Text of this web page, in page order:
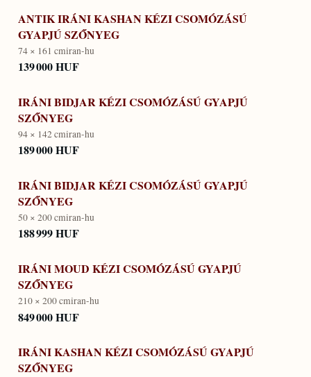
ANTIK IRÁNI KASHAN KÉZI CSOMÓZÁSÚ
GYAPJÚ SZŐNYEG
74 × 161 cmiran-hu
139 000 HUF
IRÁNI BIDJAR KÉZI CSOMÓZÁSÚ GYAPJÚ
SZŐNYEG
94 × 142 cmiran-hu
189 000 HUF
IRÁNI BIDJAR KÉZI CSOMÓZÁSÚ GYAPJÚ
SZŐNYEG
50 × 200 cmiran-hu
188 999 HUF
IRÁNI MOUD KÉZI CSOMÓZÁSÚ GYAPJÚ
SZŐNYEG
210 × 200 cmiran-hu
849 000 HUF
IRÁNI KASHAN KÉZI CSOMÓZÁSÚ GYAPJÚ
SZŐNYEG